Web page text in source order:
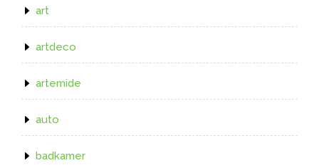
art
artdeco
artemide
auto
badkamer